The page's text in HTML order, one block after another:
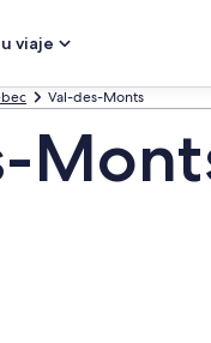
viaje
Val-des-Monts